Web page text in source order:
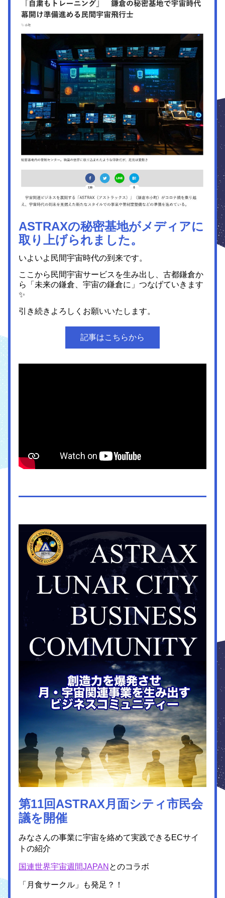
ASTRAXの秘密基地がメディアに
取り上げられました。
いよいよ民間宇宙時代の到来です。
ここから民間宇宙サービスを生み出し、古都鎌倉か
ら「未来の鎌倉、宇宙の鎌倉に」つなげていきます
✨
引き続きよろしくお願いいたします。
記事はこちらから
第11回ASTRAX月面シティ市民会
議を開催
みなさんの事業に宇宙を絡めて実践できるECサイ
トの紹介
国連世界宇宙週間JAPAN とのコラボ
「月食サークル」も発足？！